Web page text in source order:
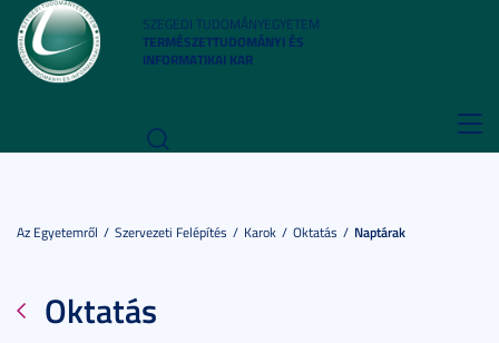
SZEGEDI TUDOMÁNYEGYETEM
TERMÉSZETTUDOMÁNYI ÉS
INFORMATIKAI KAR
Az Egyetemről Szervezeti Felépítés Karok Oktatás Naptárak
Oktatás